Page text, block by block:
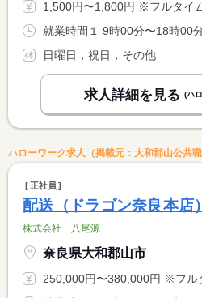
1,500円〜1,800円 ※フルタイム求人の場合は月額（換算額）
日曜日，祝日，その他
求人詳細を見る (ハ
ハローワーク求人（掲載元：大和郡山公共職
正社員
配送（ドラゴン奈良本店）
株式会社 八尾源
奈良県大和郡山市
250,000円〜380,000円 ※フルタイム求人の場合は月額（換算額）